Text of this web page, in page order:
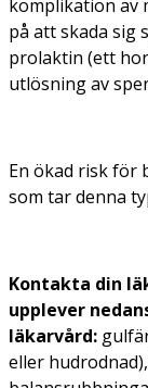
komplikation av
på att skada sig
prolaktin (ett
utlösning av
En ökad risk för
som tar denna
Kontakta din
upplever
läkarvård:
eller